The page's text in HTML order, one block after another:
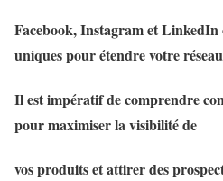
Facebook, Instagram et
uniques pour étendre votre
Il est impératif de comprendre
pour maximiser la visibilité de
vos produits et attirer des